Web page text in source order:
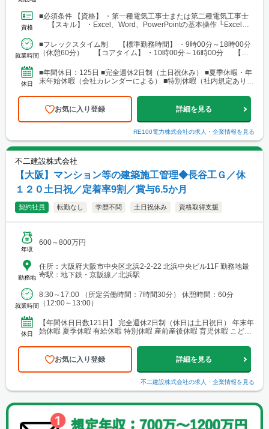
資格
■必須条件 【資格】 ・第一種電気工事士または第二種電気工事士
【スキル】 ・Excel、Word、PowerPointの基本操作 └Excel：
就業時間
■フレックスタイム制 【標準勤務時間】 ・9時00分～18時00分
（休憩60分） 【コアタイム】 ・10時00分～16時00分 【フ
休日
■年間休日：125日 ■完全週休2日制（土日祝休み） ■夏季休暇・年
末年始休暇（会社カレンダーによる） ■特別休暇（社内規定あり）
お気に入り登録 詳細を見る
RE100電力株式会社の求人・企業情報を見る
不二建設株式会社
【大阪】マンション等の建築施工管理◆長谷工Ｇ／休
１２０土日祝／定着率9割／賞与6.5か月
契約社員 転勤なし 学歴不問 土日祝休み 資格取得支援
年収
600～800万円
勤務地
住所：大阪府大阪市中央区北浜2-2-22 北浜中央ビル11F 勤務地最
寄駅：地下鉄・京阪線／北浜駅
就業時間
8:30～17:00 （所定労働時間：7時間30分） 休憩時間：60分
（12:00～13:00）
休日
【年間休日日数121日】 完全週休2日制（休日は土日祝日） 年末年
始休暇 夏季休暇 有給休暇 特別休暇 産前産後休暇 育児休暇 こども
お気に入り登録 詳細を見る
不二建設株式会社の求人・企業情報を見る